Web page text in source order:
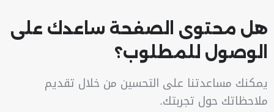
هل محتوى الصفحة ساعدك على
الوصول للمطلوب؟
يمكنك مساعدتنا على التحسين من خلال تقديم
ملاحظاتك حول تجربتك.